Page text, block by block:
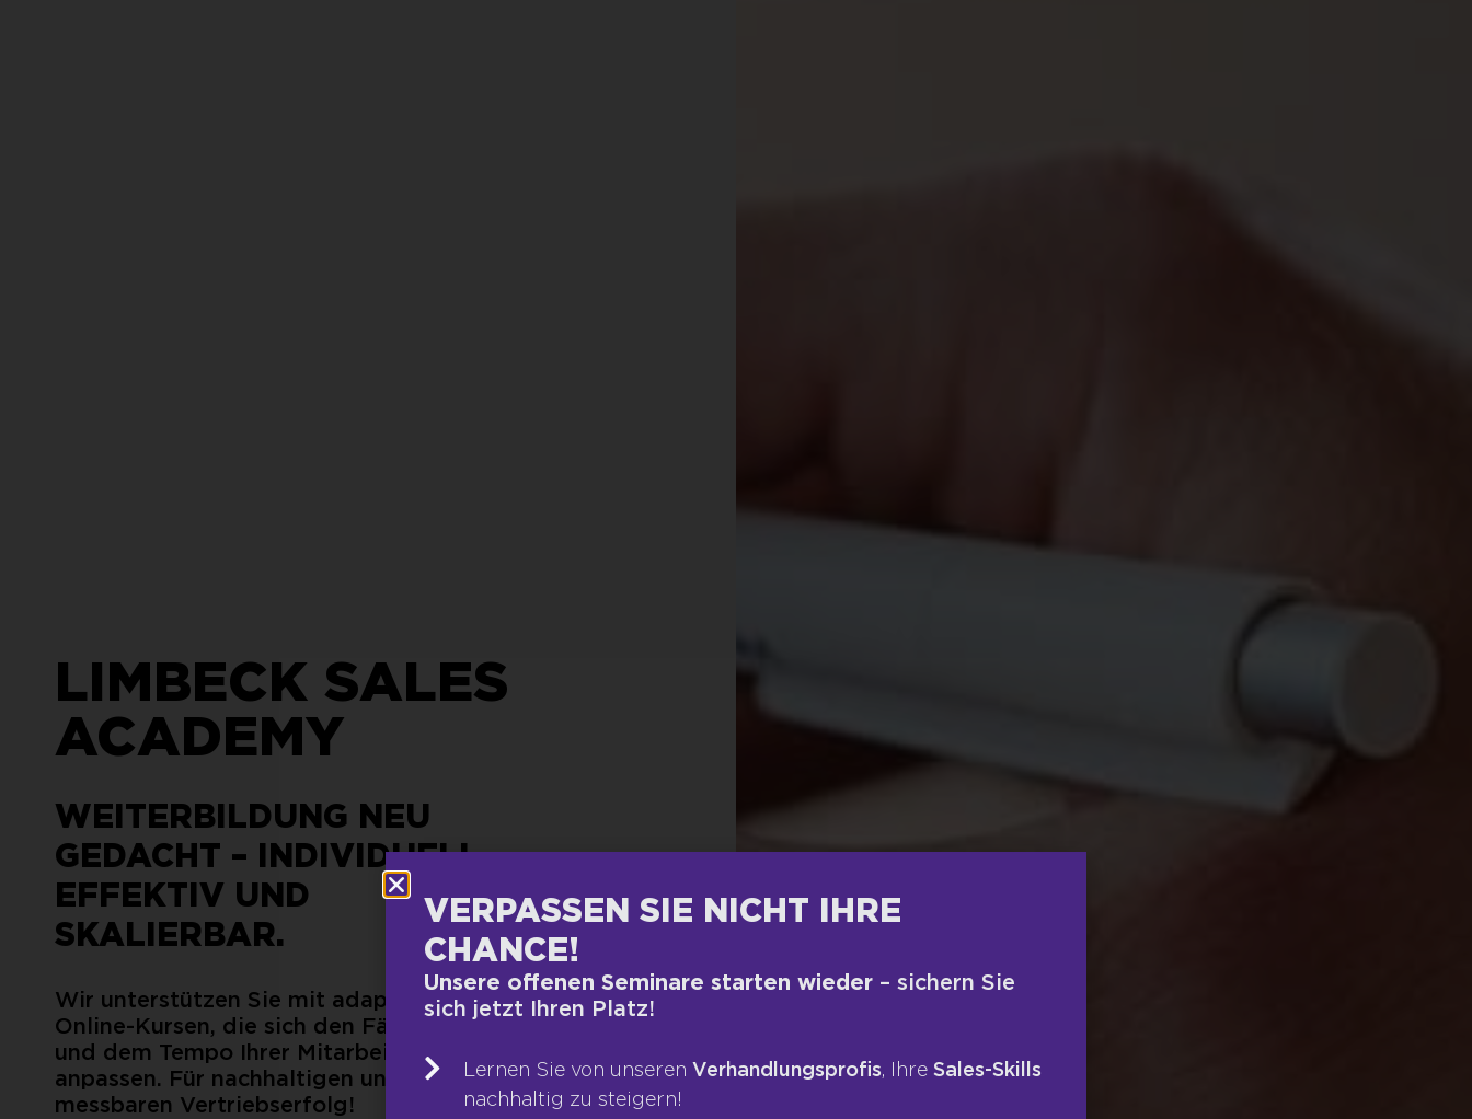
LIMBECK SALES
ACADEMY
WEITERBILDUNG NEU
GEDACHT – INDIVIDUELL,
EFFEKTIV UND
SKALIERBAR.
Wir unterstützen Sie mit adaptiven
Online-Kursen, die sich den Fähigkeiten
und dem Tempo Ihrer Mitarbeiter
anpassen. Für nachhaltigen und
messbaren Vertriebserfolg!
VERPASSEN SIE NICHT IHRE
CHANCE!
Unsere offenen Seminare starten wieder – sichern Sie
sich jetzt Ihren Platz!
Lernen Sie von unserenVerhandlungsprofis, IhreSales-Skills
nachhaltig zu steigern!